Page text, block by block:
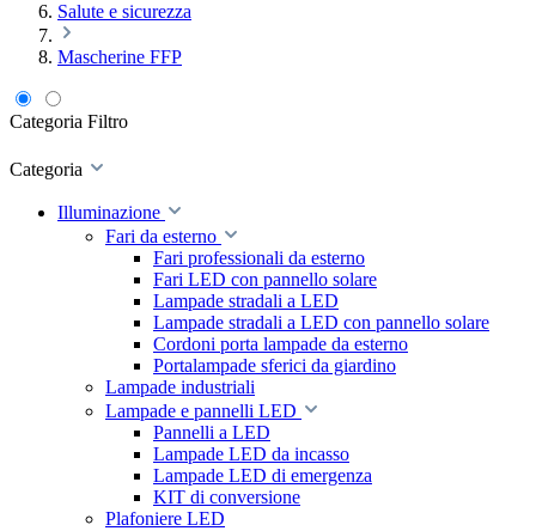
Salute e sicurezza
Mascherine FFP
Categoria Filtro
Categoria
Illuminazione
Fari da esterno
Fari professionali da esterno
Fari LED con pannello solare
Lampade stradali a LED
Lampade stradali a LED con pannello solare
Cordoni porta lampade da esterno
Portalampade sferici da giardino
Lampade industriali
Lampade e pannelli LED
Pannelli a LED
Lampade LED da incasso
Lampade LED di emergenza
KIT di conversione
Plafoniere LED